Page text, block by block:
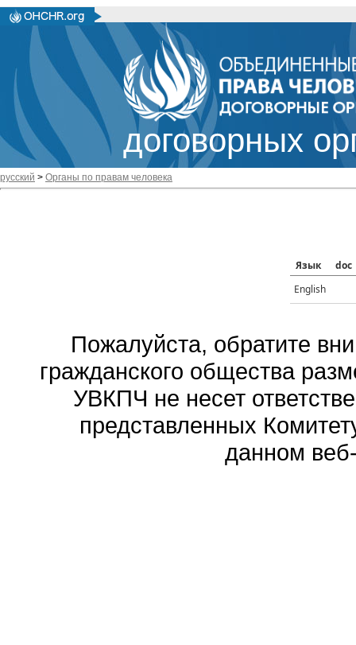
договорных
русский > Органы по правам человека
Язык
doc
English
Пожалуйста, обратите
гражданского общества
УВКПЧ не несет
представленных
данном